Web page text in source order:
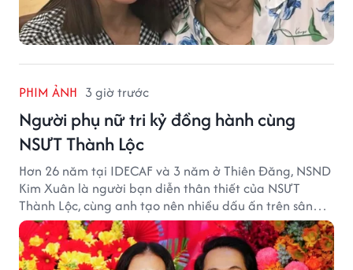
PHIM ẢNH 3 giờ trước
Người phụ nữ tri kỷ đồng hành cùng
NSƯT Thành Lộc
Hơn 26 năm tại IDECAF và 3 năm ở Thiên Đăng, NSND
Kim Xuân là người bạn diễn thân thiết của NSƯT
Thành Lộc, cùng anh tạo nên nhiều dấu ấn trên sân
khấu.